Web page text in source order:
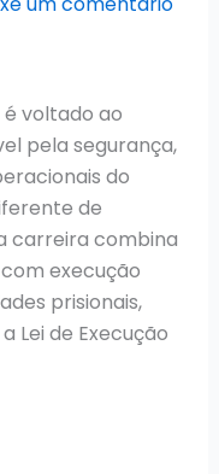
é voltado ao
pela segurança,
do
de
carreira combina
execução
prisionais,
Lei de Execução